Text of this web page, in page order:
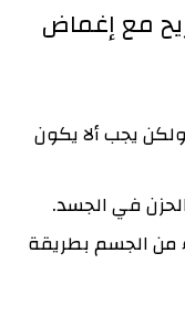
مع إغماض
يجب ألا يكون
في الجسد.
من الجسم بطريقة